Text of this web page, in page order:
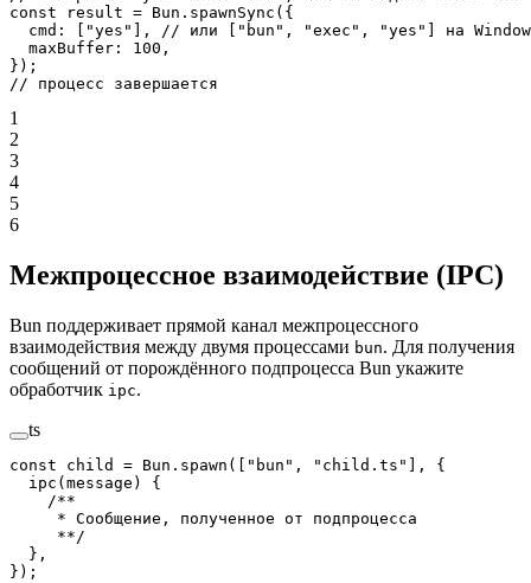
const result = Bun. spawnSync ({
  cmd: [
"yes" ], // или ["bun", "exec", "yes"] на
  maxBuffer:
100 ,
});
// процесс завершается
1
2
3
4
5
6
Межпроцессное взаимодействие (IPC)
Bun поддерживает прямой канал межпроцессного
взаимодействия между двумя процессами bun. Для получения
сообщений от порождённого подпроцесса Bun укажите
обработчик ipc.
ts
const child = Bun. spawn ([ "bun" , "child.ts"
], {
  ipc
( message ) {
    /**
     * Сообщение, полученное от подпроцесса
     **/
  },
});